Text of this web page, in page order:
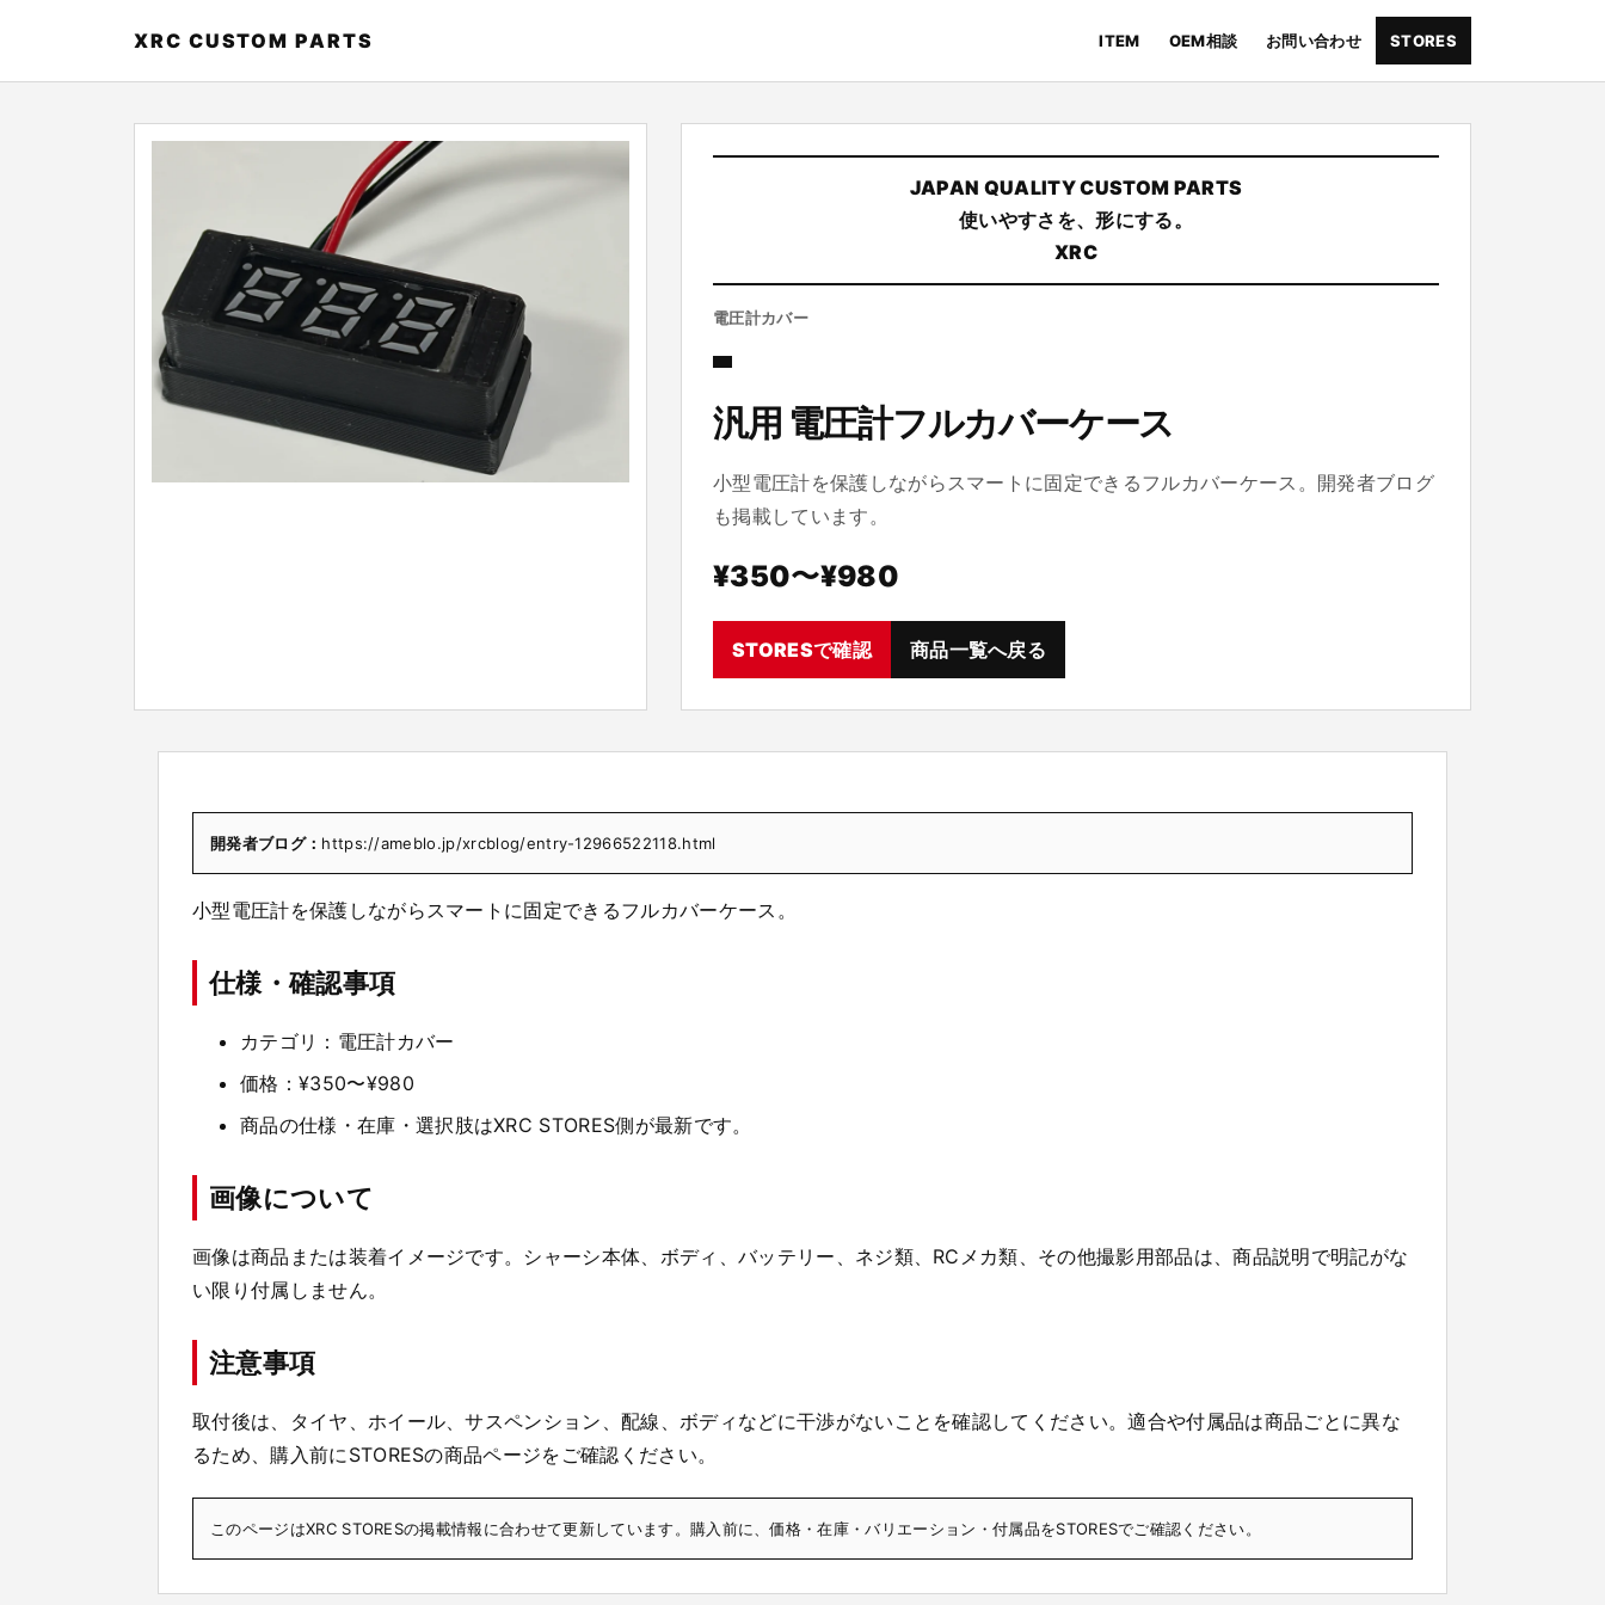
XRC CUSTOM PARTS ITEM OEM相談 お問い合わせ STORES
JAPAN QUALITY CUSTOM PARTS
使いやすさを、形にする。
XRC
電圧計カバー
汎用 電圧計フルカバーケース
小型電圧計を保護しながらスマートに固定できるフルカバーケース。開発者ブログ
も掲載しています。
¥350〜¥980
STORESで確認 商品一覧へ戻る
開発者ブログ： https://ameblo.jp/xrcblog/entry-12966522118.html
小型電圧計を保護しながらスマートに固定できるフルカバーケース。
仕様・確認事項
カテゴリ：電圧計カバー
価格：¥350〜¥980
商品の仕様・在庫・選択肢はXRC STORES側が最新です。
画像について
画像は商品または装着イメージです。シャーシ本体、ボディ、バッテリー、ネジ類、RCメカ類、その他撮影用部品は、商品説明で明記がな
い限り付属しません。
注意事項
取付後は、タイヤ、ホイール、サスペンション、配線、ボディなどに干渉がないことを確認してください。適合や付属品は商品ごとに異な
るため、購入前にSTORESの商品ページをご確認ください。
このページはXRC STORESの掲載情報に合わせて更新しています。購入前に、価格・在庫・バリエーション・付属品をSTORESでご確認ください。